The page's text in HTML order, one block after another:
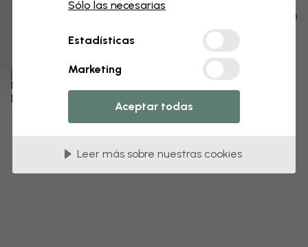
Sólo las necesarias
Estadísticas
Marketing
Aceptar todas
Leer más sobre nuestras cookies